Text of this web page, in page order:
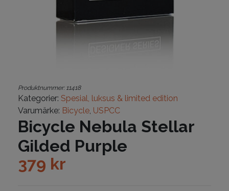
Produktnummer: 11418
Kategorier: Spesial, luksus & limited edition
Varumärke: Bicycle, USPCC
Bicycle Nebula Stellar
Gilded Purple
379 kr